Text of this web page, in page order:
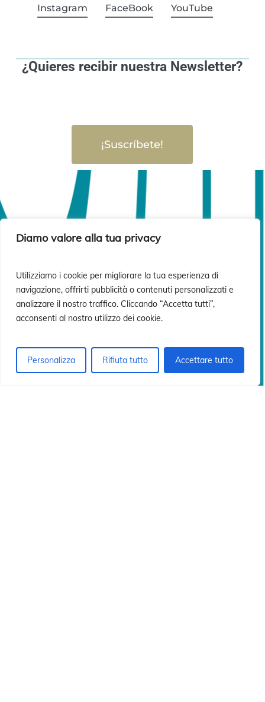
Diamo valore alla tua privacy
Utilizziamo i cookie per migliorare la tua esperienza di
navigazione, offrirti pubblicità o contenuti personalizzati e
analizzare il nostro traffico. Cliccando “Accetta tutti”,
acconsenti al nostro utilizzo dei cookie.
Personalizza Rifiuta tutto Accettare tutto
Instagram FaceBook YouTube
¿Quieres recibir nuestra Newsletter?
¡Suscríbete!